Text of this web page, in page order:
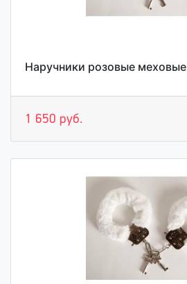
Наручники розовые меховые
1 650 руб.